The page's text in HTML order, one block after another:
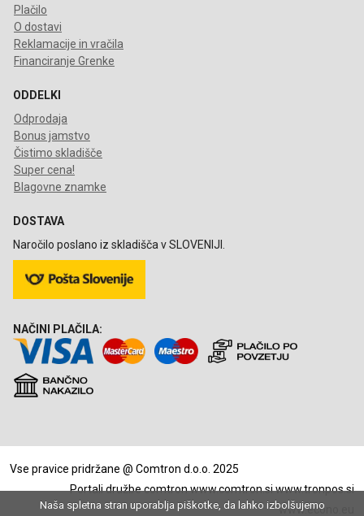
Plačilo
O dostavi
Reklamacije in vračila
Financiranje Grenke
ODDELKI
Odprodaja
Bonus jamstvo
Čistimo skladišče
Super cena!
Blagovne znamke
DOSTAVA
Naročilo poslano iz skladišča v SLOVENIJI.
NAČINI PLAČILA:
Vse pravice pridržane @ Comtron d.o.o. 2025
Portali družbe comtronwww.comtron.siwww.tronpos.si
www.econo.eu
Naša spletna stran uporablja piškotke, da lahko izbolšujemo